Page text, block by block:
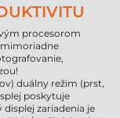
procesorom
mimoriadne
duálny režim (prst,
poskytuje
zariadenia je